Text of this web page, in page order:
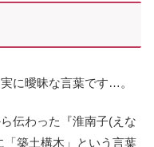
に曖昧な言葉です…。
伝わった『淮南子(えな
「築土構木」という言葉